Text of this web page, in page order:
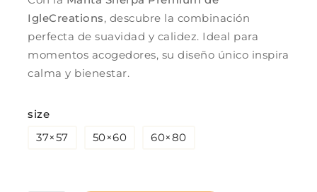
IgleCreations, descubre la combinación
perfecta de suavidad y calidez. Ideal para
momentos acogedores, su diseño único inspira
calma y bienestar.
size
37×57
50×60 60×80